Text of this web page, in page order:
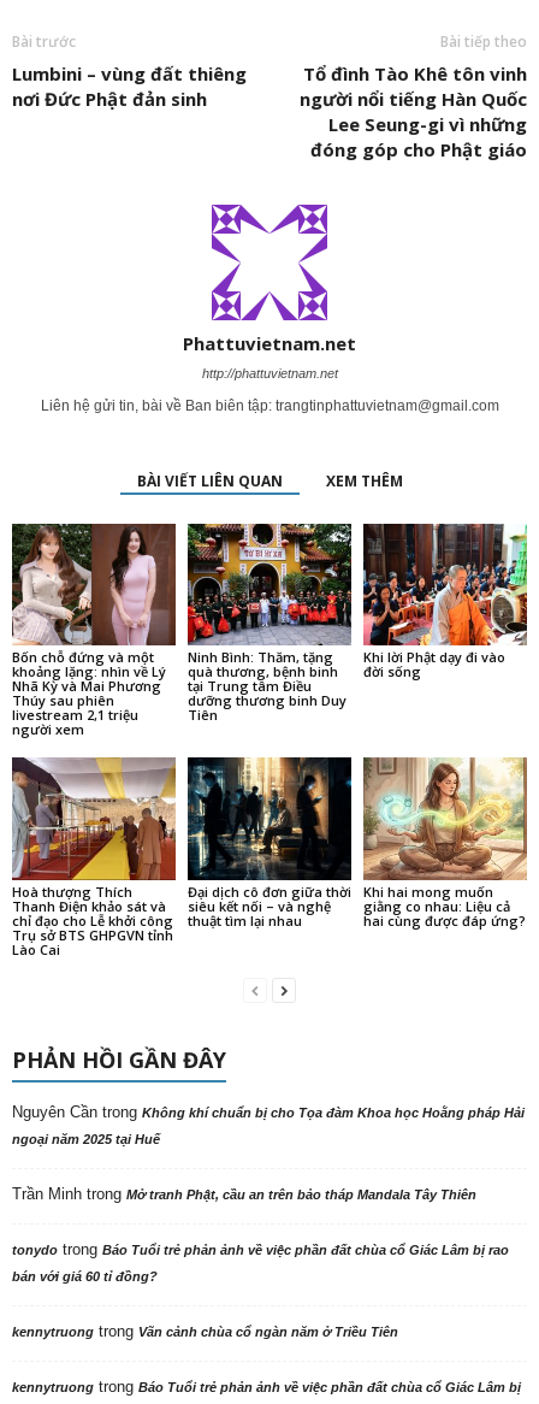
Bài trước
Lumbini – vùng đất thiêng
nơi Đức Phật đản sinh
Bài tiếp theo
Tổ đình Tào Khê tôn vinh
người nổi tiếng Hàn Quốc
Lee Seung-gi vì những
đóng góp cho Phật giáo
Phattuvietnam.net
http://phattuvietnam.net
Liên hệ gửi tin, bài về Ban biên tập: trangtinphattuvietnam@gmail.com
BÀI VIẾT LIÊN QUAN XEM THÊM
Bốn chỗ đứng và một
khoảng lặng: nhìn về Lý
Nhã Kỳ và Mai Phương
Thúy sau phiên
livestream 2,1 triệu
người xem
Ninh Bình: Thăm, tặng
quà thương, bệnh binh
tại Trung tâm Điều
dưỡng thương binh Duy
Tiên
Khi lời Phật dạy đi vào
đời sống
Hoà thượng Thích
Thanh Điện khảo sát và
chỉ đạo cho Lễ khởi công
Trụ sở BTS GHPGVN tỉnh
Lào Cai
Đại dịch cô đơn giữa thời
siêu kết nối – và nghệ
thuật tìm lại nhau
Khi hai mong muốn
giằng co nhau: Liệu cả
hai cùng được đáp ứng?
PHẢN HỒI GẦN ĐÂY
Nguyên Cần trong Không khí chuẩn bị cho Tọa đàm Khoa học Hoằng pháp Hải
ngoại năm 2025 tại Huế
Trần Minh trong Mở tranh Phật, cầu an trên bảo tháp Mandala Tây Thiên
tonydo trong Báo Tuổi trẻ phản ảnh về việc phần đất chùa cổ Giác Lâm bị rao
bán với giá 60 tỉ đồng?
kennytruong trong Vãn cảnh chùa cổ ngàn năm ở Triều Tiên
kennytruong trong Báo Tuổi trẻ phản ảnh về việc phần đất chùa cổ Giác Lâm bị